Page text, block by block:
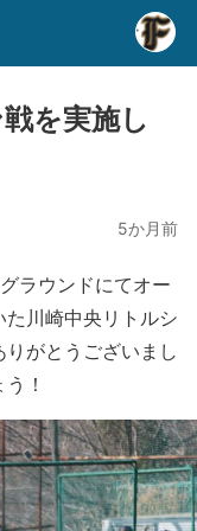
を実施し
5か月前
ラウンドにてオー
川崎中央リトルシ
がとうございまし
！